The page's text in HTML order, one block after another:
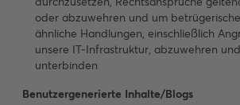
oder abzuwehren und um
ähnliche Handlungen, einschließlich
unsere IT-Infrastruktur, abzuwehren
unterbinden
Benutzergenerierte Inhalte/Blogs